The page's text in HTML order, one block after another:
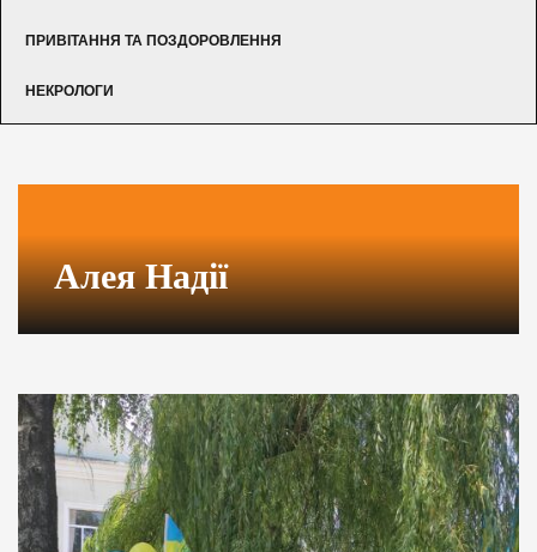
ПРИВІТАННЯ ТА ПОЗДОРОВЛЕННЯ
НЕКРОЛОГИ
Алея Надії